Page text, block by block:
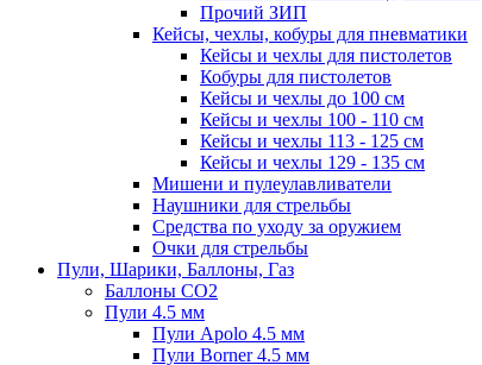
Прочий ЗИП
Кейсы, чехлы, кобуры для пневматики
Кейсы и чехлы для пистолетов
Кобуры для пистолетов
Кейсы и чехлы до 100 см
Кейсы и чехлы 100 - 110 см
Кейсы и чехлы 113 - 125 см
Кейсы и чехлы 129 - 135 см
Мишени и пулеулавливатели
Наушники для стрельбы
Средства по уходу за оружием
Очки для стрельбы
Пули, Шарики, Баллоны, Газ
Баллоны CO2
Пули 4.5 мм
Пули Apolo 4.5 мм
Пули Borner 4.5 мм